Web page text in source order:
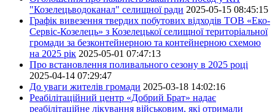
"Козелецьводоканал" селищної ради 2025-05-15 08:45:15
Графік вивезення твердих побутових відходів ТОВ «Еко-
Сервіс-Козелець» з Козелецької селищної територіальної
громади за безконтейнерною та контейнерною схемою
на 2025 рік 2025-05-01 07:47:13
Про встановлення поливального сезону в 2025 році
2025-04-14 07:29:47
До уваги жителів громади 2025-03-18 14:02:16
Реабілітаційний центр «Добрий Брат» надає
реабілітаційне лікування військовим, які отримали